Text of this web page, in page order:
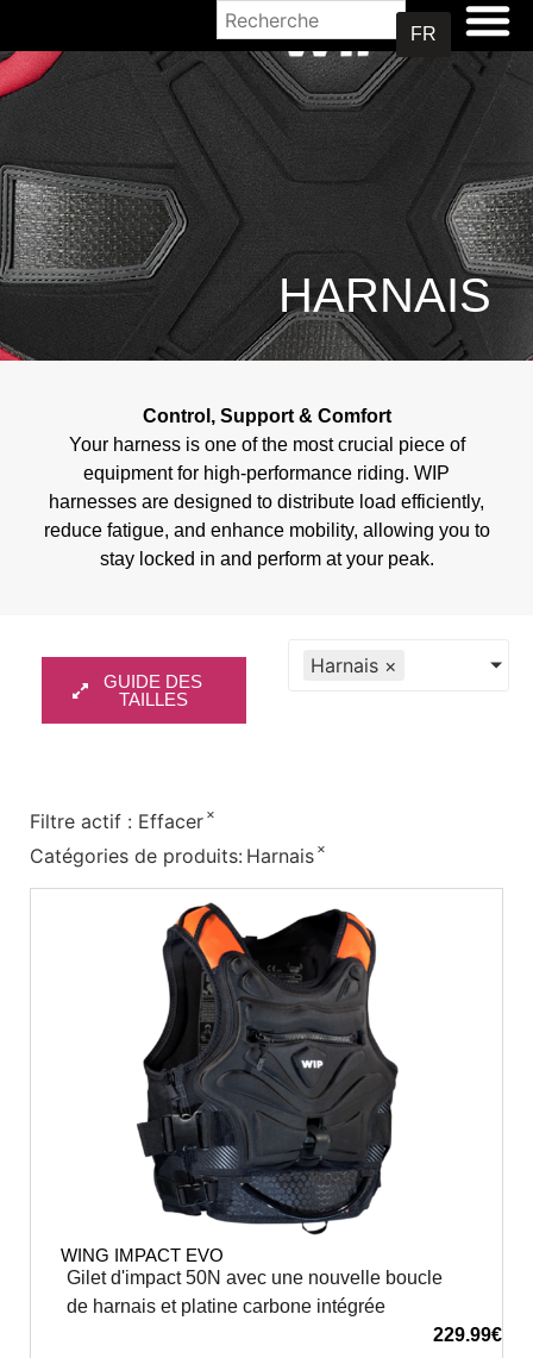
FR
HARNAIS
Control, Support & Comfort
Your harness is one of the most crucial piece of
equipment for high-performance riding. WIP
harnesses are designed to distribute load efficiently,
reduce fatigue, and enhance mobility, allowing you to
stay locked in and perform at your peak.
GUIDE DES
TAILLES
Harnais ×
Filtre actif : Effacer ×
Catégories de produits: Harnais ×
WING IMPACT EVO
Gilet d'impact 50N avec une nouvelle boucle
de harnais et platine carbone intégrée
229.99€